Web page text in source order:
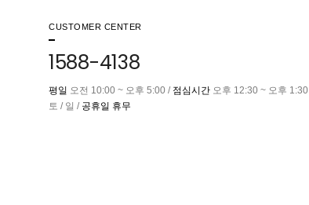
CUSTOMER CENTER
1588-4138
평일 오전 10:00 ~ 오후 5:00 / 점심시간 오후 12:30 ~ 오후 1:30
토 / 일 / 공휴일 휴무